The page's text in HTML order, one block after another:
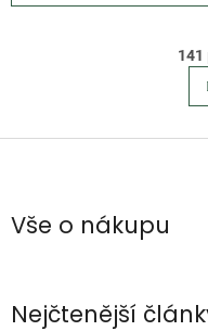
141
Z
pVše o nákupu
Nejčtenější